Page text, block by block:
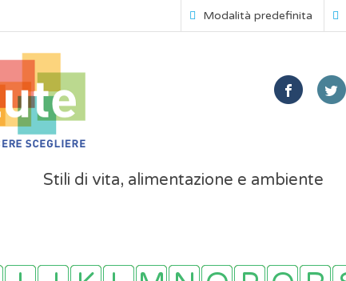
Modalità predefinita
Stili di vita, alimentazione e ambiente